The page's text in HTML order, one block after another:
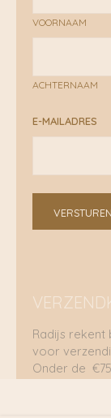
VOORNAAM
ACHTERNAAM
E-MAILADRES
VERSTUREN
Radijs rekent
voor
Onder de